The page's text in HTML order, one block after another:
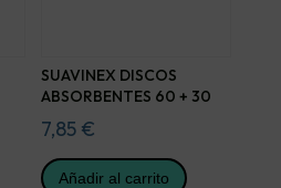
SUAVINEX DISCOS
ABSORBENTES 60 + 30
7,85 €
Añadir al carrito